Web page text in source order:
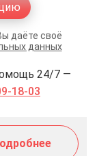
даёте своё
данных
24/7 —
18-03